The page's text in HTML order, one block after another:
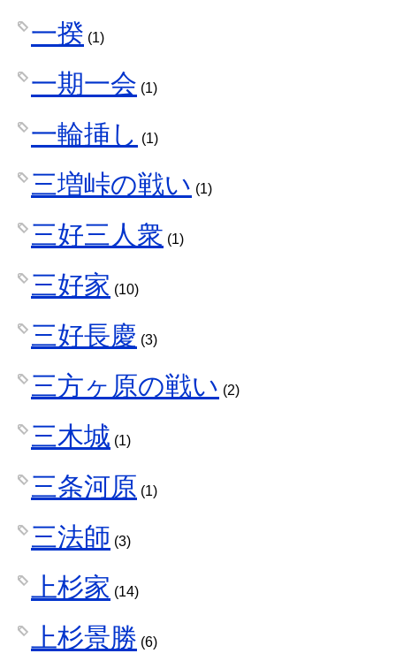
一揆 (1)
一期一会 (1)
一輪挿し (1)
三増峠の戦い (1)
三好三人衆 (1)
三好家 (10)
三好長慶 (3)
三方ヶ原の戦い (2)
三木城 (1)
三条河原 (1)
三法師 (3)
上杉家 (14)
上杉景勝 (6)